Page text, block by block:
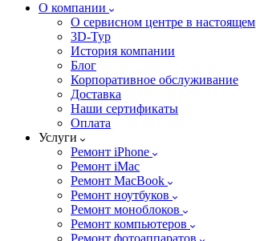
О компании
О сервисном центре в настоящем
3D-Тур
История компании
Блог
Корпоративное обслуживание
Доставка
Наши сертификаты
Оплата
Услуги
Ремонт iPhone
Ремонт iMac
Ремонт MacBook
Ремонт ноутбуков
Ремонт моноблоков
Ремонт компьютеров
Ремонт фотоаппаратов